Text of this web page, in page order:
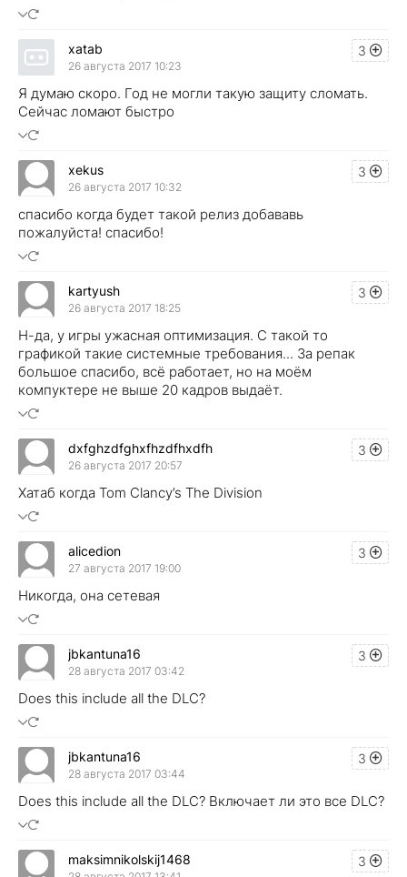
3
xatab
26 августа 2017 10:23
Я думаю скоро. Год не могли такую защиту сломать.
Сейчас ломают быстро
3
xekus
26 августа 2017 10:32
спасибо когда будет такой релиз добававь
пожалуйста! спасибо!
3
kartyush
26 августа 2017 18:25
Н-да, у игры ужасная оптимизация. С такой то
графикой такие системные требования... За репак
большое спасибо, всё работает, но на моём
компуктере не выше 20 кадров выдаёт.
3
dxfghzdfghxfhzdfhxdfh
26 августа 2017 20:57
Хатаб когда Tom Clancy’s The Division
3
alicedion
27 августа 2017 19:00
Никогда, она сетевая
3
jbkantuna16
28 августа 2017 03:42
Does this include all the DLC?
3
jbkantuna16
28 августа 2017 03:44
Does this include all the DLC? Включает ли это все DLC?
3
maksimnikolskij1468